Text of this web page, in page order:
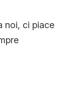
noi, ci piace